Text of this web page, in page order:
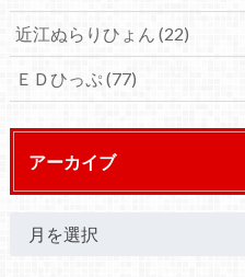
近江ぬらりひょん (22)
ＥＤひっぷ(77)
アーカイブ